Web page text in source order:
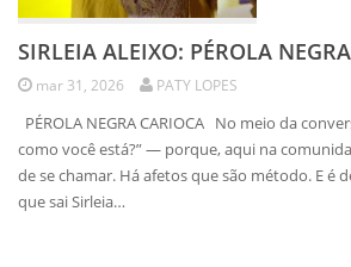
SIRLEIA ALEIXO: PÉROLA
mar 31, 2026 PATY LOPES
PÉROLA NEGRA CARIOCA No meio da
como você está?” — porque, aqui na
de se chamar. Há afetos que são método. E é
que sai Sirleia…